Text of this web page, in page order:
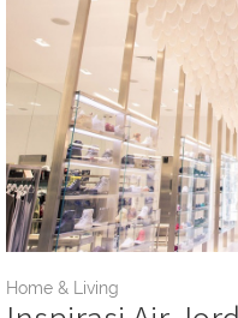
Home & Living